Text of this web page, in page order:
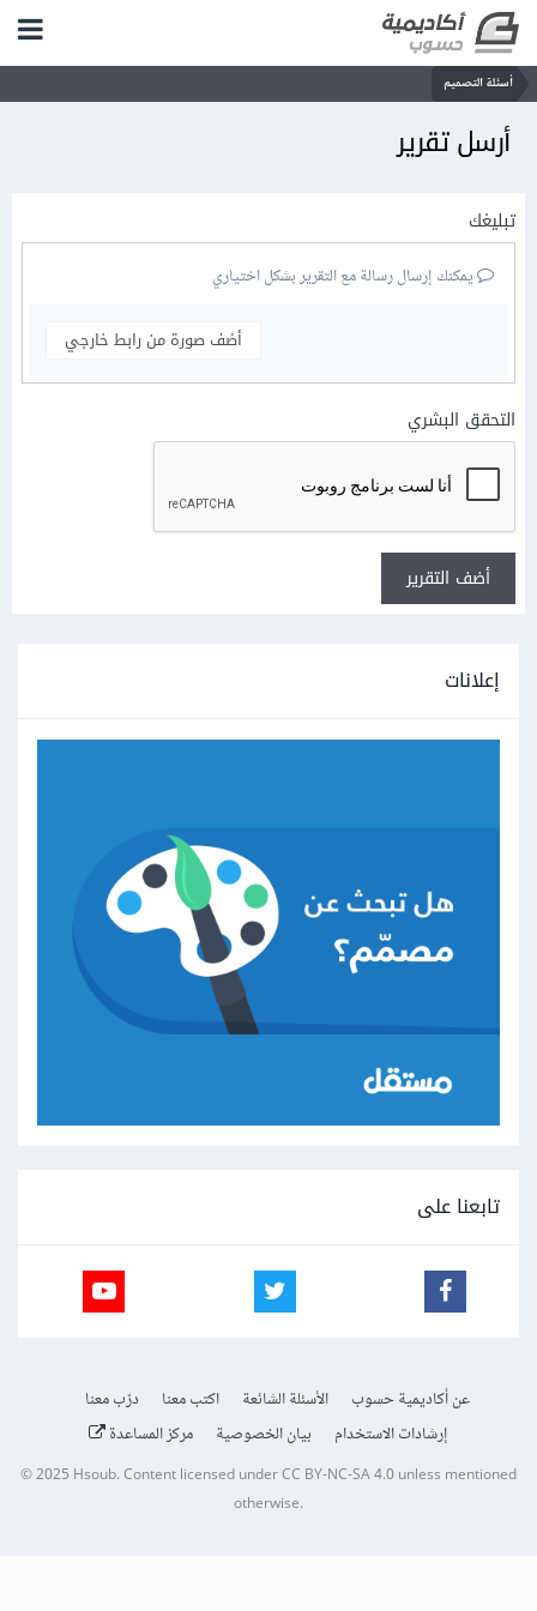
أسئلة التصميم
أرسل تقرير
تبليغك
يمكنك إرسال رسالة مع التقرير بشكل اختياري
أضف صورة من رابط خارجي
التحقق البشري
أضف التقرير
إعلانات
تابعنا على
عن أكاديمية حسوب الأسئلة الشائعة اكتب معنا
درّب معنا
إرشادات الاستخدام
بيان الخصوصية مركز المساعدة
© 2025 Hsoub.Content licensed underCC BY-NC-SA 4.0unless mentioned
otherwise.